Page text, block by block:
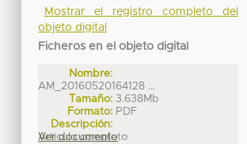
Mostrar el registro completo del
objeto digital
Ficheros en el objeto digital
Nombre:
AM_20160520164128 ...
Tamaño: 3.638Mb
Formato: PDF
Descripción:
Articulo completo
Ver documento